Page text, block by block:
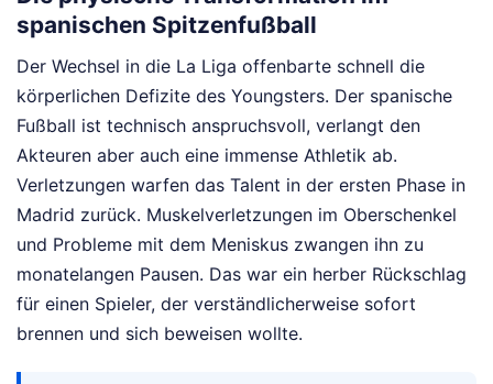
spanischen Spitzenfußball
Der Wechsel in die La Liga offenbarte schnell die
körperlichen Defizite des Youngsters. Der spanische
Fußball ist technisch anspruchsvoll, verlangt den
Akteuren aber auch eine immense Athletik ab.
Verletzungen warfen das Talent in der ersten Phase in
Madrid zurück. Muskelverletzungen im Oberschenkel
und Probleme mit dem Meniskus zwangen ihn zu
monatelangen Pausen. Das war ein herber Rückschlag
für einen Spieler, der verständlicherweise sofort
brennen und sich beweisen wollte.